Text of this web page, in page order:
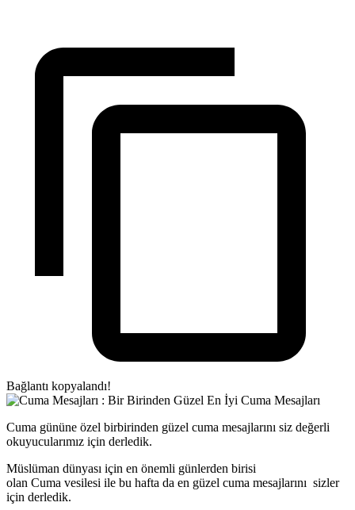
Bağlantı kopyalandı!
Cuma gününe özel birbirinden güzel cuma mesajlarını siz değerli
okuyucularımız için derledik.
Müslüman dünyası için en önemli günlerden birisi
olan Cuma vesilesi ile bu hafta da en güzel cuma mesajlarını sizler
için derledik.